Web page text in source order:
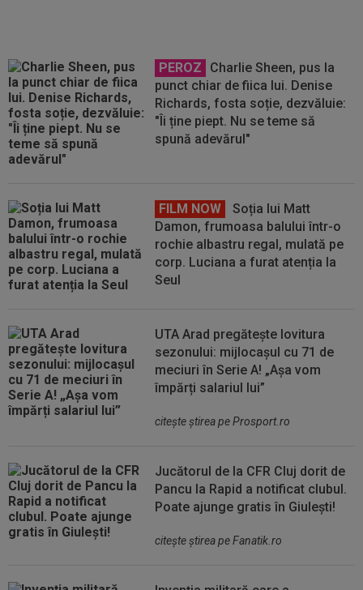
PEROZ
Charlie Sheen, pus la
punct chiar de fiica lui. Denise
Richards, fosta soție, dezvăluie:
"Îi ține piept. Nu se teme să
spună adevărul"
FILM NOW
Soția lui Matt
Damon, frumoasa balului într-o
rochie albastru regal, mulată pe
corp. Luciana a furat atenția la
Seul
UTA Arad pregătește lovitura
sezonului: mijlocașul cu 71 de
meciuri în Serie A! „Așa vom
împărți salariul lui”
citeşte ştirea pe Prosport.ro
Jucătorul de la CFR Cluj dorit de
Pancu la Rapid a notificat clubul.
Poate ajunge gratis în Giulești!
citeşte ştirea pe Fanatik.ro